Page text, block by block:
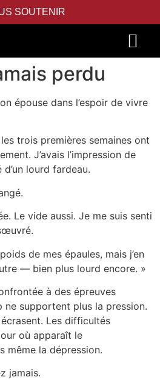
SOUTENIR
perdu
épouse dans l’espoir de vivre
les trois premières semaines ont
J’avais l’impression de
d’un lourd fardeau.
Le vide aussi. Je me suis senti
de mes épaules, mais j’en
— bien plus lourd encore. »
à des épreuves
ne supportent plus la pression.
Les difficultés
jour où apparaît le
même la dépression.
jamais.